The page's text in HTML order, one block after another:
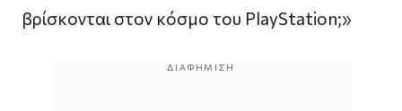
βρίσκονται στον κόσμο του PlayStation;»
ΔΙΑΦΉΜΙΣΗ